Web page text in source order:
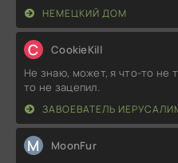
НЕМЕЦКИЙ ДОМ
C CookieKill
Не знаю, может, я что-то не
то не зацепил.
ЗАВОЕВАТЕЛЬ
M MoonFur